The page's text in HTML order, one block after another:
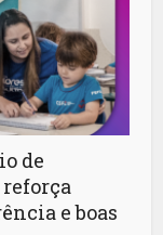
de
e boas